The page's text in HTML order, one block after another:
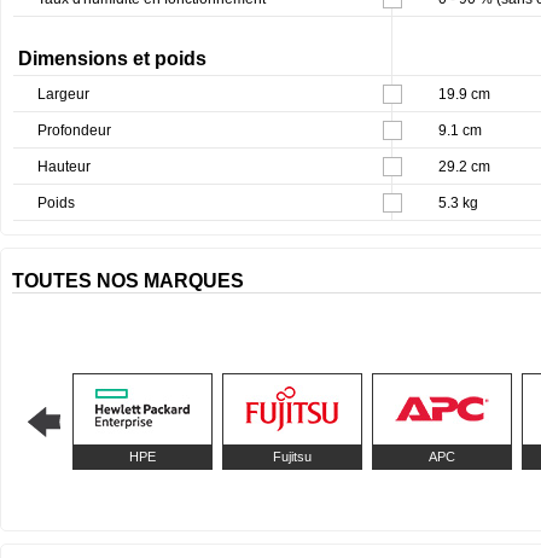
Dimensions et poids
Largeur 19.9 cm
Profondeur 9.1 cm
Hauteur 29.2 cm
Poids 5.3 kg
TOUTES NOS MARQUES
HPE Fujitsu APC